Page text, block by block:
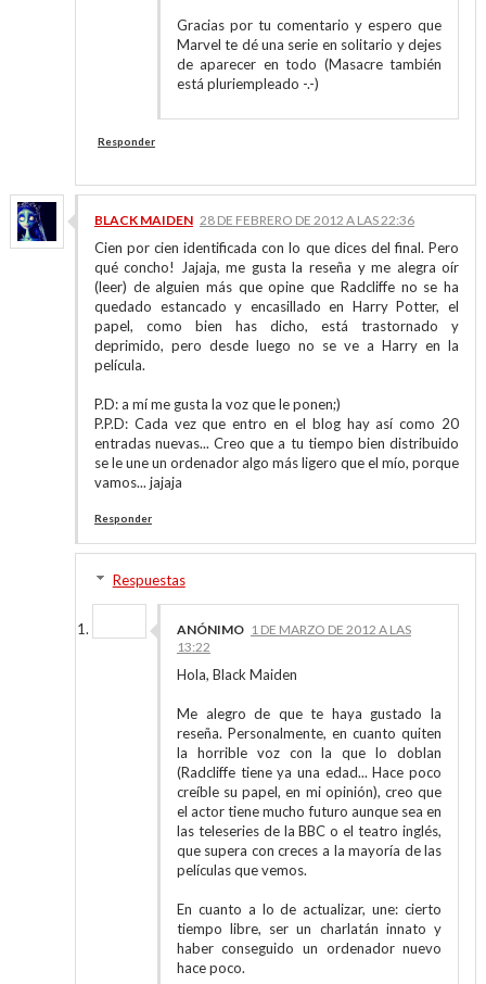
Gracias por tu comentario y espero que
Marvel te dé una serie en solitario y dejes
de aparecer en todo (Masacre también
está pluriempleado -.-)
Responder
BLACK MAIDEN 28 DE FEBRERO DE 2012 A LAS 22:36
Cien por cien identificada con lo que dices del final. Pero
qué concho! Jajaja, me gusta la reseña y me alegra oír
(leer) de alguien más que opine que Radcliffe no se ha
quedado estancado y encasillado en Harry Potter, el
papel, como bien has dicho, está trastornado y
deprimido, pero desde luego no se ve a Harry en la
película.
P.D: a mí me gusta la voz que le ponen;)
P.P.D: Cada vez que entro en el blog hay así como 20
entradas nuevas... Creo que a tu tiempo bien distribuido
se le une un ordenador algo más ligero que el mío, porque
vamos... jajaja
Responder
Respuestas
ANÓNIMO 1 DE MARZO DE 2012 A LAS
13:22
Hola, Black Maiden
Me alegro de que te haya gustado la
reseña. Personalmente, en cuanto quiten
la horrible voz con la que lo doblan
(Radcliffe tiene ya una edad... Hace poco
creíble su papel, en mi opinión), creo que
el actor tiene mucho futuro aunque sea en
las teleseries de la BBC o el teatro inglés,
que supera con creces a la mayoría de las
películas que vemos.
En cuanto a lo de actualizar, une: cierto
tiempo libre, ser un charlatán innato y
haber conseguido un ordenador nuevo
hace poco.